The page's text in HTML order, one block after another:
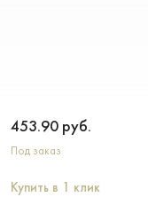
453.90 руб.
Под заказ
Купить в 1 клик